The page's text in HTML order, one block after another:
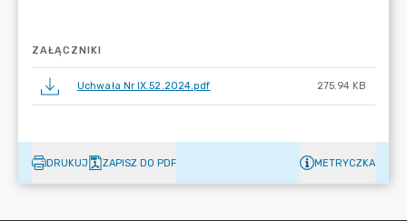
ZAŁĄCZNIKI
Uchwała Nr IX.52.2024.pdf 275.94 KB
DRUKUJ ZAPISZ DO PDF METRYCZKA